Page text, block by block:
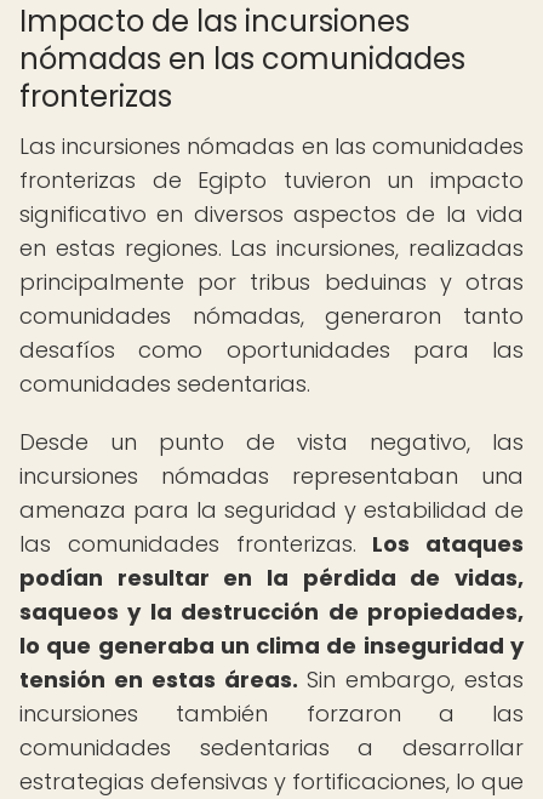
Impacto de las incursiones
nómadas en las comunidades
fronterizas
Las incursiones nómadas en las comunidades
fronterizas de Egipto tuvieron un impacto
significativo en diversos aspectos de la vida
en estas regiones. Las incursiones, realizadas
principalmente por tribus beduinas y otras
comunidades nómadas, generaron tanto
desafíos como oportunidades para las
comunidades sedentarias.
Desde un punto de vista negativo, las
incursiones nómadas representaban una
amenaza para la seguridad y estabilidad de
las comunidades fronterizas. Los ataques
podían resultar en la pérdida de vidas,
saqueos y la destrucción de propiedades,
lo que generaba un clima de inseguridad y
tensión en estas áreas. Sin embargo, estas
incursiones también forzaron a las
comunidades sedentarias a desarrollar
estrategias defensivas y fortificaciones, lo que